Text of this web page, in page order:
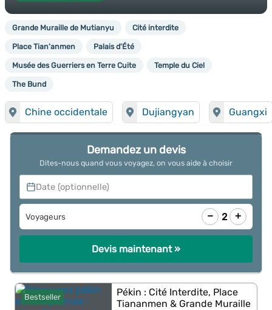
Grande Muraille de Mutianyu Cité interdite
Place Tian'anmen Palais d'Été
Musée des Guerriers en Terre Cuite Temple du Ciel
The Bund
Chine occidentale Dujiangyan Guangxi
Demandez un devis
Dites-nous quand vous voyagez, on vous aide à choisir
Date (optionnelle)
Voyageurs − 2 +
Devis maintenant »
Bestseller
Pékin : Cité Interdite, Place
Tiananmen & Grande Muraille